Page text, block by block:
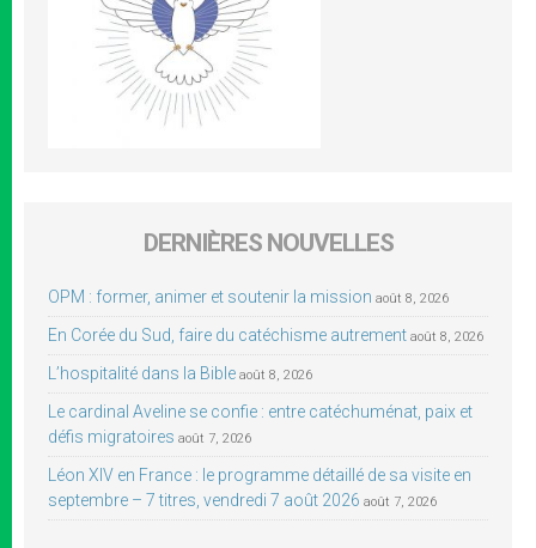
DERNIÈRES NOUVELLES
OPM : former, animer et soutenir la mission août 8, 2026
En Corée du Sud, faire du catéchisme autrement août 8, 2026
L’hospitalité dans la Bible août 8, 2026
Le cardinal Aveline se confie : entre catéchuménat, paix et
défis migratoires août 7, 2026
Léon XIV en France : le programme détaillé de sa visite en
septembre – 7 titres, vendredi 7 août 2026 août 7, 2026